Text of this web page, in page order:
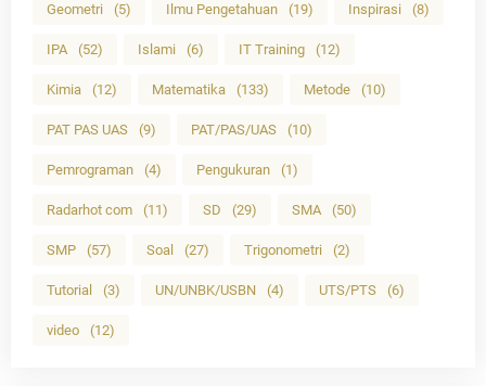
Geometri (5) Ilmu Pengetahuan (19) Inspirasi (8)
IPA (52) Islami (6) IT Training (12)
Kimia (12) Matematika (133) Metode (10)
PAT PAS UAS (9) PAT/PAS/UAS (10)
Pemrograman (4) Pengukuran (1)
Radarhot com (11) SD (29) SMA (50)
SMP (57) Soal (27) Trigonometri (2)
Tutorial (3) UN/UNBK/USBN (4) UTS/PTS (6)
video (12)